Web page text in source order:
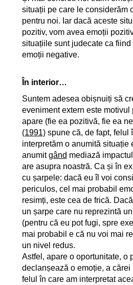
situații pe care le considerăm
pentru noi. Iar dacă aceste
pozitiv, vom avea emoții
situațiile sunt judecate ca fiind
emoții negative.
În interior…
Suntem adesea obișnuiți să
eveniment extern este motivul
apare (fie ea pozitivă, fie ea
(1991)spune că, de fapt, felul
interpretăm o anumită situație
anumitgând mediază
are asupra noastră. Ca și în
cu șarpele: dacă eu îl voi
periculos, cel mai probabil
resimți, este cea de frică.
un șarpe care nu reprezintă
(pentru că eu pot fugi, spre
mai probabil e că nu voi mai
un nivel redus.
Astfel, apare o oportunitate, o
declanșează o emoție, a
felul în care am interpretat